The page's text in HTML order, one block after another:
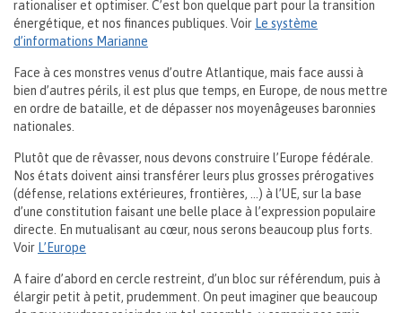
rationaliser et optimiser. C’est bon quelque part pour la transition
énergétique, et nos finances publiques. Voir Le système
d’informations Marianne
Face à ces monstres venus d’outre Atlantique, mais face aussi à
bien d’autres périls, il est plus que temps, en Europe, de nous mettre
en ordre de bataille, et de dépasser nos moyenâgeuses baronnies
nationales.
Plutôt que de rêvasser, nous devons construire l’Europe fédérale.
Nos états doivent ainsi transférer leurs plus grosses prérogatives
(défense, relations extérieures, frontières, …) à l’UE, sur la base
d’une constitution faisant une belle place à l’expression populaire
directe. En mutualisant au cœur, nous serons beaucoup plus forts.
Voir L’Europe
A faire d’abord en cercle restreint, d’un bloc sur référendum, puis à
élargir petit à petit, prudemment. On peut imaginer que beaucoup